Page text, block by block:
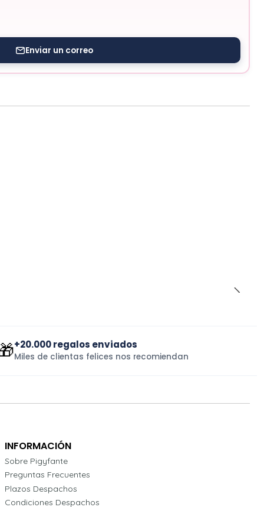
Enviar un correo
+20.000 regalos enviados
Miles de clientas felices nos recomiendan
INFORMACIÓN
Sobre Pigyfante
Preguntas Frecuentes
Plazos Despachos
Condiciones Despachos